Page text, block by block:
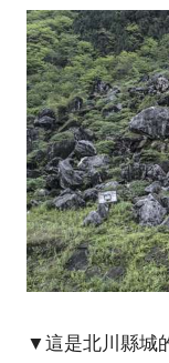
▼這是北川縣城